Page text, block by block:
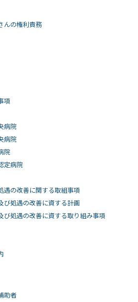
んの権利責務
項
病院
病院
院
定病院
遇の改善に関する取組事項
び処遇の改善に資する計画
び処遇の改善に資する取り組み事項
助者